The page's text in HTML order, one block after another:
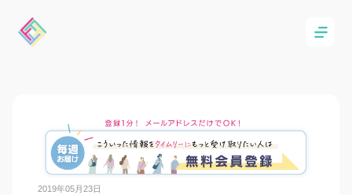
2019年05月23日